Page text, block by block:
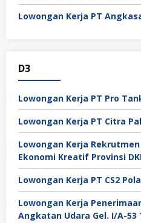
Lowongan Kerja PT
D3
Lowongan Kerja PT Pro
Lowongan Kerja PT Citra
Lowongan Kerja
Ekonomi Kreatif Provinsi
Lowongan Kerja PT CS2
Lowongan Kerja
Angkatan Udara Gel. I/A-53